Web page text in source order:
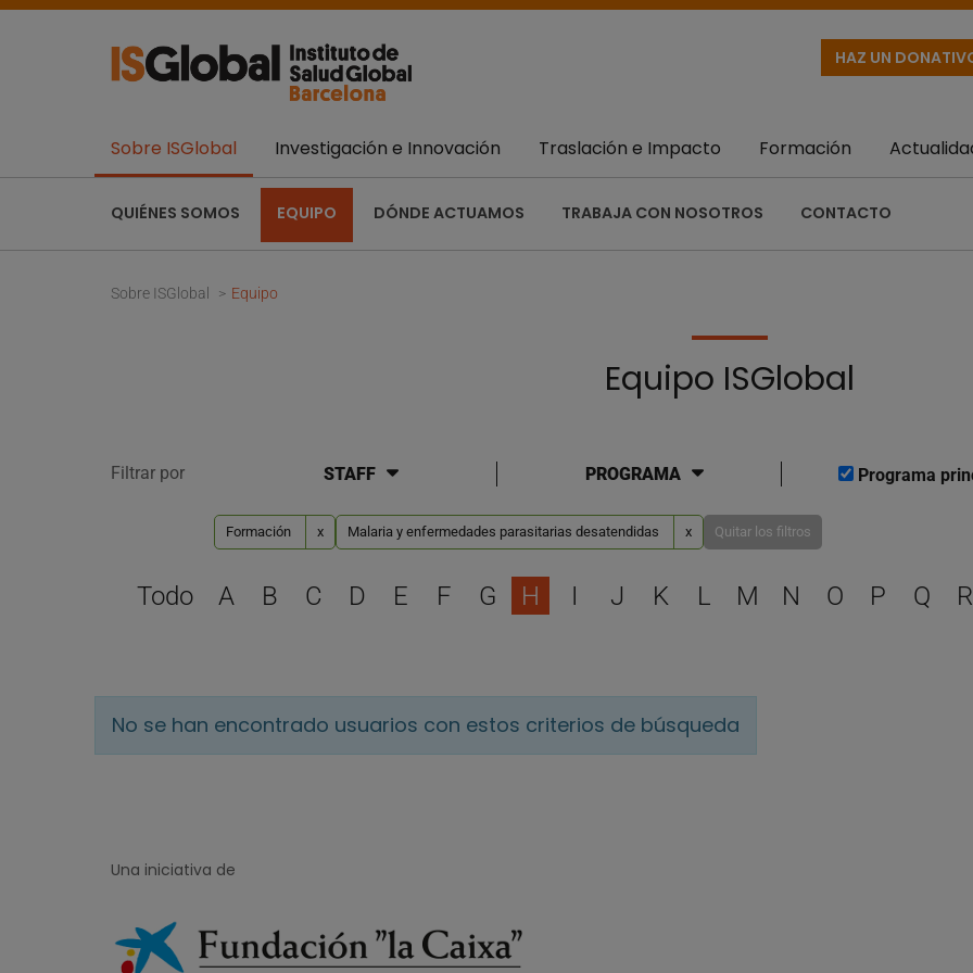
HAZ UN
Sobre ISGlobal
QUIÉNES SOMOS EQUIPO DÓNDE ACTUAMOS TRABAJA CON NOSOTROS CONTACTO
Investigación e Innovación Traslación e Impacto Formación
Sobre ISGlobal Equipo
Equipo ISGlobal
Filtrar por STAFF PROGRAMA Programa
Formación x Malaria y enfermedades parasitarias desatendidas x Quitar los filtros
Selecciona una letra
Todo A B C D E F G H I J K L M N O P Q R
No se han encontrado usuarios con estos criterios de búsqueda
Una iniciativa de